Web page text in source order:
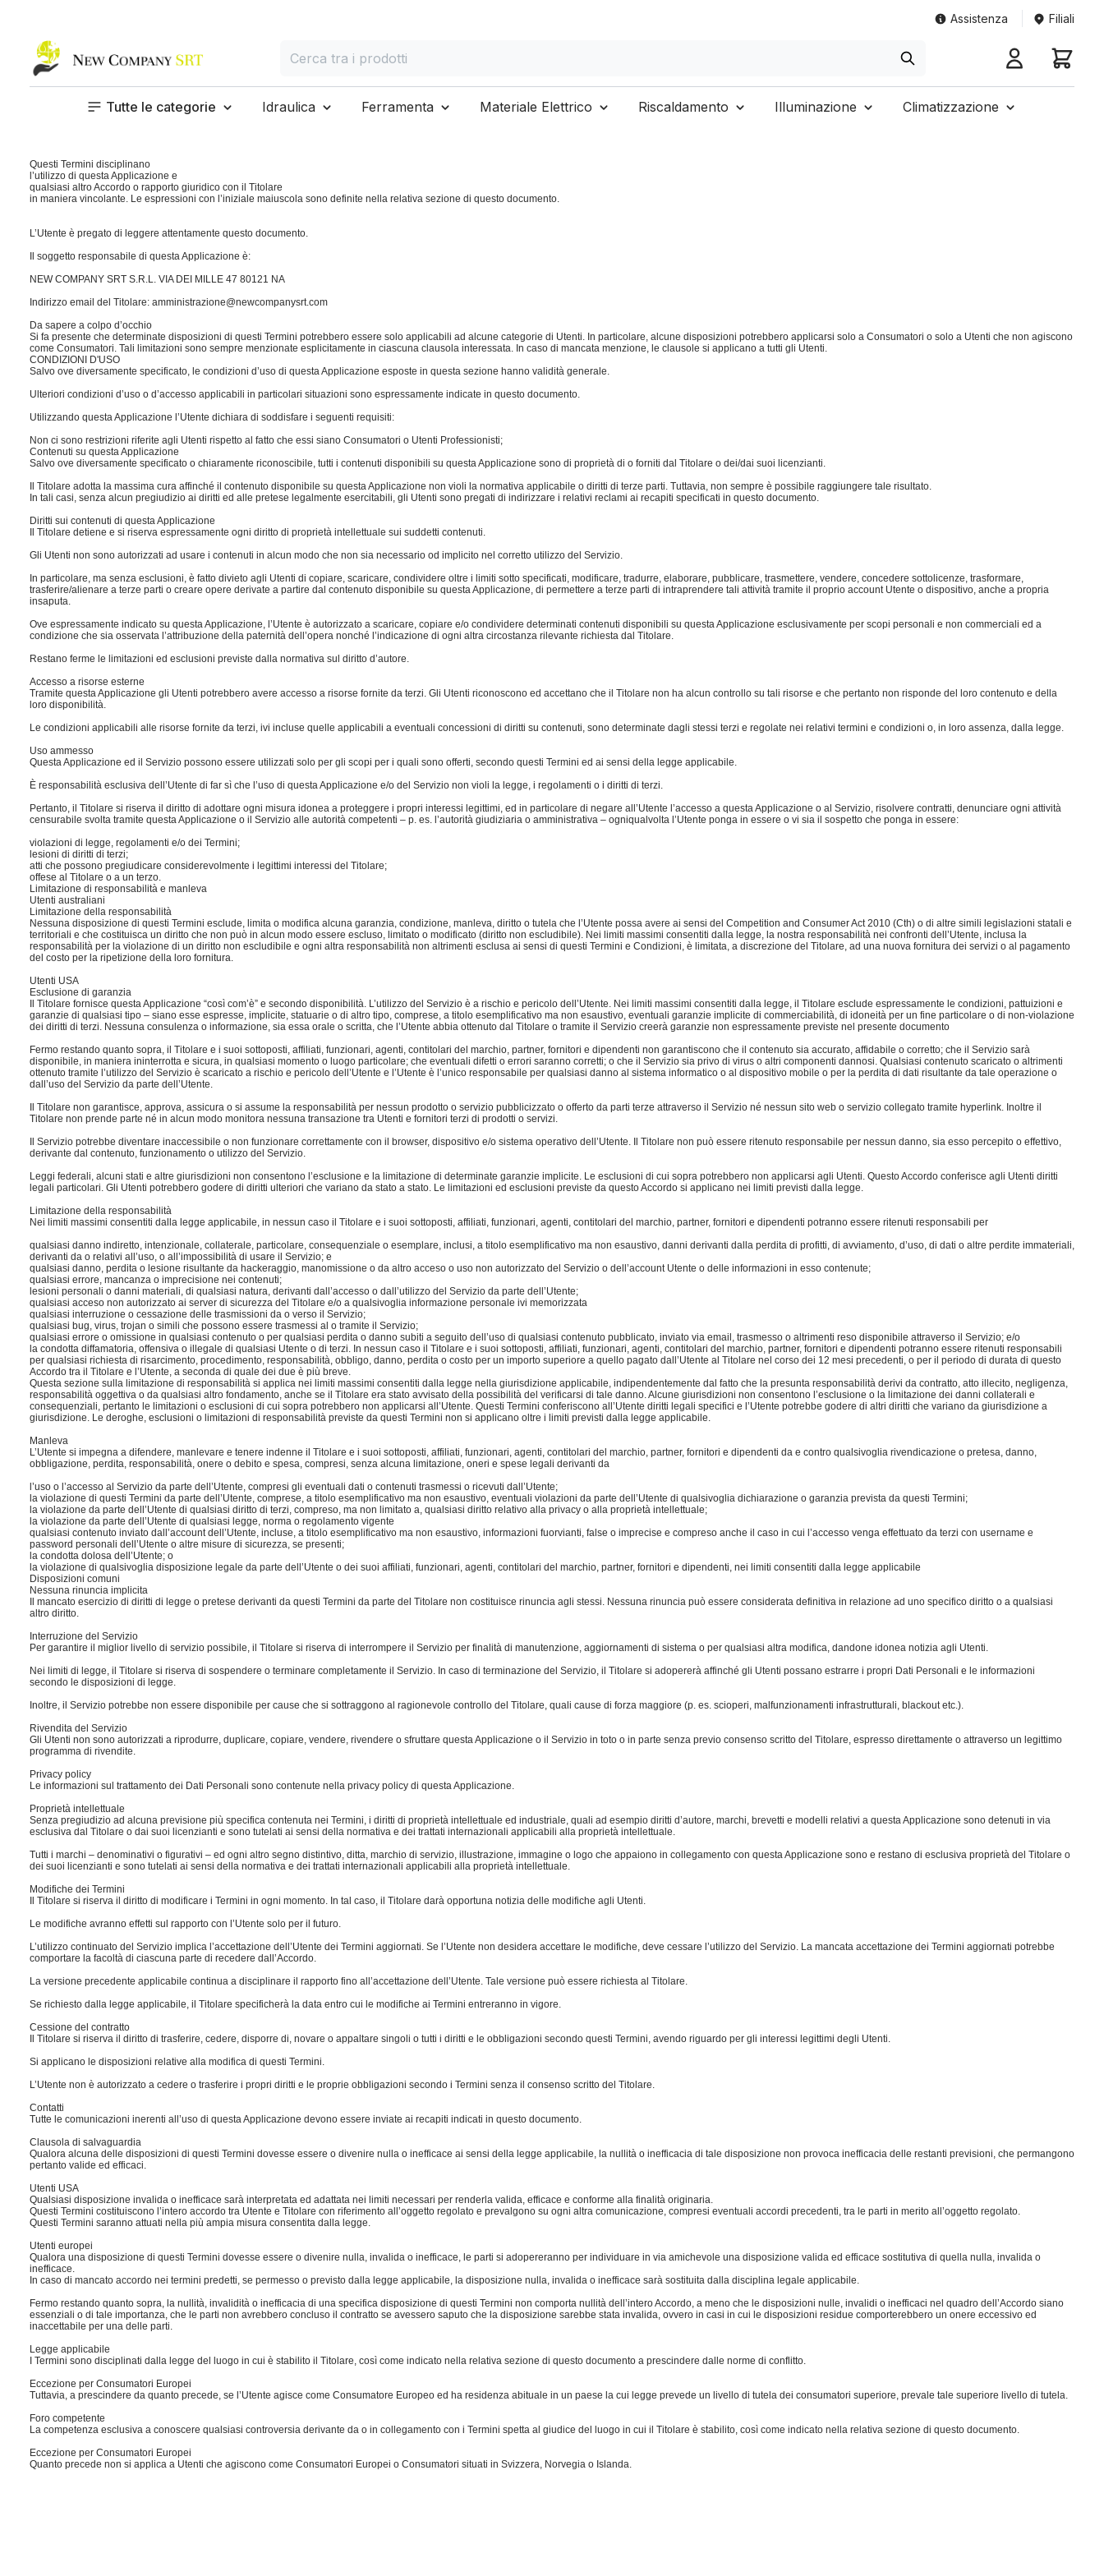
Assistenza Filiali
Home page
Tutte le categorie Idraulica Ferramenta Materiale Elettrico Riscaldamento Illuminazione Climatizzazione
Questi Termini disciplinano
l’utilizzo di questa Applicazione e
qualsiasi altro Accordo o rapporto giuridico con il Titolare
in maniera vincolante. Le espressioni con l’iniziale maiuscola sono definite nella relativa sezione di questo documento.
L’Utente è pregato di leggere attentamente questo documento.
Il soggetto responsabile di questa Applicazione è:
NEW COMPANY SRT S.R.L. VIA DEI MILLE 47 80121 NA
Indirizzo email del Titolare: amministrazione@newcompanysrt.com
Da sapere a colpo d’occhio
Si fa presente che determinate disposizioni di questi Termini potrebbero essere solo applicabili ad alcune categorie di Utenti. In particolare, alcune disposizioni potrebbero applicarsi solo a Consumatori o solo a Utenti che non agiscono
come Consumatori. Tali limitazioni sono sempre menzionate esplicitamente in ciascuna clausola interessata. In caso di mancata menzione, le clausole si applicano a tutti gli Utenti.
CONDIZIONI D'USO
Salvo ove diversamente specificato, le condizioni d’uso di questa Applicazione esposte in questa sezione hanno validità generale.
Ulteriori condizioni d’uso o d’accesso applicabili in particolari situazioni sono espressamente indicate in questo documento.
Utilizzando questa Applicazione l’Utente dichiara di soddisfare i seguenti requisiti:
Non ci sono restrizioni riferite agli Utenti rispetto al fatto che essi siano Consumatori o Utenti Professionisti;
Contenuti su questa Applicazione
Salvo ove diversamente specificato o chiaramente riconoscibile, tutti i contenuti disponibili su questa Applicazione sono di proprietà di o forniti dal Titolare o dei/dai suoi licenzianti.
Il Titolare adotta la massima cura affinché il contenuto disponibile su questa Applicazione non violi la normativa applicabile o diritti di terze parti. Tuttavia, non sempre è possibile raggiungere tale risultato.
In tali casi, senza alcun pregiudizio ai diritti ed alle pretese legalmente esercitabili, gli Utenti sono pregati di indirizzare i relativi reclami ai recapiti specificati in questo documento.
Diritti sui contenuti di questa Applicazione
Il Titolare detiene e si riserva espressamente ogni diritto di proprietà intellettuale sui suddetti contenuti.
Gli Utenti non sono autorizzati ad usare i contenuti in alcun modo che non sia necessario od implicito nel corretto utilizzo del Servizio.
In particolare, ma senza esclusioni, è fatto divieto agli Utenti di copiare, scaricare, condividere oltre i limiti sotto specificati, modificare, tradurre, elaborare, pubblicare, trasmettere, vendere, concedere sottolicenze, trasformare,
trasferire/alienare a terze parti o creare opere derivate a partire dal contenuto disponibile su questa Applicazione, di permettere a terze parti di intraprendere tali attività tramite il proprio account Utente o dispositivo, anche a propria
insaputa.
Ove espressamente indicato su questa Applicazione, l’Utente è autorizzato a scaricare, copiare e/o condividere determinati contenuti disponibili su questa Applicazione esclusivamente per scopi personali e non commerciali ed a
condizione che sia osservata l’attribuzione della paternità dell’opera nonché l’indicazione di ogni altra circostanza rilevante richiesta dal Titolare.
Restano ferme le limitazioni ed esclusioni previste dalla normativa sul diritto d’autore.
Accesso a risorse esterne
Tramite questa Applicazione gli Utenti potrebbero avere accesso a risorse fornite da terzi. Gli Utenti riconoscono ed accettano che il Titolare non ha alcun controllo su tali risorse e che pertanto non risponde del loro contenuto e della
loro disponibilità.
Le condizioni applicabili alle risorse fornite da terzi, ivi incluse quelle applicabili a eventuali concessioni di diritti su contenuti, sono determinate dagli stessi terzi e regolate nei relativi termini e condizioni o, in loro assenza, dalla legge.
Uso ammesso
Questa Applicazione ed il Servizio possono essere utilizzati solo per gli scopi per i quali sono offerti, secondo questi Termini ed ai sensi della legge applicabile.
È responsabilità esclusiva dell’Utente di far sì che l’uso di questa Applicazione e/o del Servizio non violi la legge, i regolamenti o i diritti di terzi.
Pertanto, il Titolare si riserva il diritto di adottare ogni misura idonea a proteggere i propri interessi legittimi, ed in particolare di negare all’Utente l’accesso a questa Applicazione o al Servizio, risolvere contratti, denunciare ogni attività
censurabile svolta tramite questa Applicazione o il Servizio alle autorità competenti – p. es. l’autorità giudiziaria o amministrativa – ogniqualvolta l’Utente ponga in essere o vi sia il sospetto che ponga in essere:
violazioni di legge, regolamenti e/o dei Termini;
lesioni di diritti di terzi;
atti che possono pregiudicare considerevolmente i legittimi interessi del Titolare;
offese al Titolare o a un terzo.
Limitazione di responsabilità e manleva
Utenti australiani
Limitazione della responsabilità
Nessuna disposizione di questi Termini esclude, limita o modifica alcuna garanzia, condizione, manleva, diritto o tutela che l’Utente possa avere ai sensi del Competition and Consumer Act 2010 (Cth) o di altre simili legislazioni statali e
territoriali e che costituisca un diritto che non può in alcun modo essere escluso, limitato o modificato (diritto non escludibile). Nei limiti massimi consentiti dalla legge, la nostra responsabilità nei confronti dell’Utente, inclusa la
responsabilità per la violazione di un diritto non escludibile e ogni altra responsabilità non altrimenti esclusa ai sensi di questi Termini e Condizioni, è limitata, a discrezione del Titolare, ad una nuova fornitura dei servizi o al pagamento
del costo per la ripetizione della loro fornitura.
Utenti USA
Esclusione di garanzia
Il Titolare fornisce questa Applicazione “così com’è” e secondo disponibilità. L’utilizzo del Servizio è a rischio e pericolo dell’Utente. Nei limiti massimi consentiti dalla legge, il Titolare esclude espressamente le condizioni, pattuizioni e
garanzie di qualsiasi tipo – siano esse espresse, implicite, statuarie o di altro tipo, comprese, a titolo esemplificativo ma non esaustivo, eventuali garanzie implicite di commerciabilità, di idoneità per un fine particolare o di non-violazione
dei diritti di terzi. Nessuna consulenza o informazione, sia essa orale o scritta, che l’Utente abbia ottenuto dal Titolare o tramite il Servizio creerà garanzie non espressamente previste nel presente documento
Fermo restando quanto sopra, il Titolare e i suoi sottoposti, affiliati, funzionari, agenti, contitolari del marchio, partner, fornitori e dipendenti non garantiscono che il contenuto sia accurato, affidabile o corretto; che il Servizio sarà
disponibile, in maniera ininterrotta e sicura, in qualsiasi momento o luogo particolare; che eventuali difetti o errori saranno corretti; o che il Servizio sia privo di virus o altri componenti dannosi. Qualsiasi contenuto scaricato o altrimenti
ottenuto tramite l’utilizzo del Servizio è scaricato a rischio e pericolo dell’Utente e l’Utente è l’unico responsabile per qualsiasi danno al sistema informatico o al dispositivo mobile o per la perdita di dati risultante da tale operazione o
dall’uso del Servizio da parte dell’Utente.
Il Titolare non garantisce, approva, assicura o si assume la responsabilità per nessun prodotto o servizio pubblicizzato o offerto da parti terze attraverso il Servizio né nessun sito web o servizio collegato tramite hyperlink. Inoltre il
Titolare non prende parte né in alcun modo monitora nessuna transazione tra Utenti e fornitori terzi di prodotti o servizi.
Il Servizio potrebbe diventare inaccessibile o non funzionare correttamente con il browser, dispositivo e/o sistema operativo dell’Utente. Il Titolare non può essere ritenuto responsabile per nessun danno, sia esso percepito o effettivo,
derivante dal contenuto, funzionamento o utilizzo del Servizio.
Leggi federali, alcuni stati e altre giurisdizioni non consentono l’esclusione e la limitazione di determinate garanzie implicite. Le esclusioni di cui sopra potrebbero non applicarsi agli Utenti. Questo Accordo conferisce agli Utenti diritti
legali particolari. Gli Utenti potrebbero godere di diritti ulteriori che variano da stato a stato. Le limitazioni ed esclusioni previste da questo Accordo si applicano nei limiti previsti dalla legge.
Limitazione della responsabilità
Nei limiti massimi consentiti dalla legge applicabile, in nessun caso il Titolare e i suoi sottoposti, affiliati, funzionari, agenti, contitolari del marchio, partner, fornitori e dipendenti potranno essere ritenuti responsabili per
qualsiasi danno indiretto, intenzionale, collaterale, particolare, consequenziale o esemplare, inclusi, a titolo esemplificativo ma non esaustivo, danni derivanti dalla perdita di profitti, di avviamento, d’uso, di dati o altre perdite immateriali,
derivanti da o relativi all’uso, o all’impossibilità di usare il Servizio; e
qualsiasi danno, perdita o lesione risultante da hackeraggio, manomissione o da altro acceso o uso non autorizzato del Servizio o dell’account Utente o delle informazioni in esso contenute;
qualsiasi errore, mancanza o imprecisione nei contenuti;
lesioni personali o danni materiali, di qualsiasi natura, derivanti dall’accesso o dall’utilizzo del Servizio da parte dell’Utente;
qualsiasi acceso non autorizzato ai server di sicurezza del Titolare e/o a qualsivoglia informazione personale ivi memorizzata
qualsiasi interruzione o cessazione delle trasmissioni da o verso il Servizio;
qualsiasi bug, virus, trojan o simili che possono essere trasmessi al o tramite il Servizio;
qualsiasi errore o omissione in qualsiasi contenuto o per qualsiasi perdita o danno subiti a seguito dell’uso di qualsiasi contenuto pubblicato, inviato via email, trasmesso o altrimenti reso disponibile attraverso il Servizio; e/o
la condotta diffamatoria, offensiva o illegale di qualsiasi Utente o di terzi. In nessun caso il Titolare e i suoi sottoposti, affiliati, funzionari, agenti, contitolari del marchio, partner, fornitori e dipendenti potranno essere ritenuti responsabili
per qualsiasi richiesta di risarcimento, procedimento, responsabilità, obbligo, danno, perdita o costo per un importo superiore a quello pagato dall’Utente al Titolare nel corso dei 12 mesi precedenti, o per il periodo di durata di questo
Accordo tra il Titolare e l’Utente, a seconda di quale dei due è più breve.
Questa sezione sulla limitazione di responsabilità si applica nei limiti massimi consentiti dalla legge nella giurisdizione applicabile, indipendentemente dal fatto che la presunta responsabilità derivi da contratto, atto illecito, negligenza,
responsabilità oggettiva o da qualsiasi altro fondamento, anche se il Titolare era stato avvisato della possibilità del verificarsi di tale danno. Alcune giurisdizioni non consentono l’esclusione o la limitazione dei danni collaterali e
consequenziali, pertanto le limitazioni o esclusioni di cui sopra potrebbero non applicarsi all’Utente. Questi Termini conferiscono all’Utente diritti legali specifici e l’Utente potrebbe godere di altri diritti che variano da giurisdizione a
giurisdizione. Le deroghe, esclusioni o limitazioni di responsabilità previste da questi Termini non si applicano oltre i limiti previsti dalla legge applicabile.
Manleva
L’Utente si impegna a difendere, manlevare e tenere indenne il Titolare e i suoi sottoposti, affiliati, funzionari, agenti, contitolari del marchio, partner, fornitori e dipendenti da e contro qualsivoglia rivendicazione o pretesa, danno,
obbligazione, perdita, responsabilità, onere o debito e spesa, compresi, senza alcuna limitazione, oneri e spese legali derivanti da
l’uso o l’accesso al Servizio da parte dell’Utente, compresi gli eventuali dati o contenuti trasmessi o ricevuti dall’Utente;
la violazione di questi Termini da parte dell’Utente, comprese, a titolo esemplificativo ma non esaustivo, eventuali violazioni da parte dell’Utente di qualsivoglia dichiarazione o garanzia prevista da questi Termini;
la violazione da parte dell’Utente di qualsiasi diritto di terzi, compreso, ma non limitato a, qualsiasi diritto relativo alla privacy o alla proprietà intellettuale;
la violazione da parte dell’Utente di qualsiasi legge, norma o regolamento vigente
qualsiasi contenuto inviato dall’account dell’Utente, incluse, a titolo esemplificativo ma non esaustivo, informazioni fuorvianti, false o imprecise e compreso anche il caso in cui l’accesso venga effettuato da terzi con username e
password personali dell’Utente o altre misure di sicurezza, se presenti;
la condotta dolosa dell’Utente; o
la violazione di qualsivoglia disposizione legale da parte dell’Utente o dei suoi affiliati, funzionari, agenti, contitolari del marchio, partner, fornitori e dipendenti, nei limiti consentiti dalla legge applicabile
Disposizioni comuni
Nessuna rinuncia implicita
Il mancato esercizio di diritti di legge o pretese derivanti da questi Termini da parte del Titolare non costituisce rinuncia agli stessi. Nessuna rinuncia può essere considerata definitiva in relazione ad uno specifico diritto o a qualsiasi
altro diritto.
Interruzione del Servizio
Per garantire il miglior livello di servizio possibile, il Titolare si riserva di interrompere il Servizio per finalità di manutenzione, aggiornamenti di sistema o per qualsiasi altra modifica, dandone idonea notizia agli Utenti.
Nei limiti di legge, il Titolare si riserva di sospendere o terminare completamente il Servizio. In caso di terminazione del Servizio, il Titolare si adopererà affinché gli Utenti possano estrarre i propri Dati Personali e le informazioni
secondo le disposizioni di legge.
Inoltre, il Servizio potrebbe non essere disponibile per cause che si sottraggono al ragionevole controllo del Titolare, quali cause di forza maggiore (p. es. scioperi, malfunzionamenti infrastrutturali, blackout etc.).
Rivendita del Servizio
Gli Utenti non sono autorizzati a riprodurre, duplicare, copiare, vendere, rivendere o sfruttare questa Applicazione o il Servizio in toto o in parte senza previo consenso scritto del Titolare, espresso direttamente o attraverso un legittimo
programma di rivendite.
Privacy policy
Le informazioni sul trattamento dei Dati Personali sono contenute nella privacy policy di questa Applicazione.
Proprietà intellettuale
Senza pregiudizio ad alcuna previsione più specifica contenuta nei Termini, i diritti di proprietà intellettuale ed industriale, quali ad esempio diritti d’autore, marchi, brevetti e modelli relativi a questa Applicazione sono detenuti in via
esclusiva dal Titolare o dai suoi licenzianti e sono tutelati ai sensi della normativa e dei trattati internazionali applicabili alla proprietà intellettuale.
Tutti i marchi – denominativi o figurativi – ed ogni altro segno distintivo, ditta, marchio di servizio, illustrazione, immagine o logo che appaiono in collegamento con questa Applicazione sono e restano di esclusiva proprietà del Titolare o
dei suoi licenzianti e sono tutelati ai sensi della normativa e dei trattati internazionali applicabili alla proprietà intellettuale.
Modifiche dei Termini
Il Titolare si riserva il diritto di modificare i Termini in ogni momento. In tal caso, il Titolare darà opportuna notizia delle modifiche agli Utenti.
Le modifiche avranno effetti sul rapporto con l’Utente solo per il futuro.
L’utilizzo continuato del Servizio implica l’accettazione dell’Utente dei Termini aggiornati. Se l’Utente non desidera accettare le modifiche, deve cessare l’utilizzo del Servizio. La mancata accettazione dei Termini aggiornati potrebbe
comportare la facoltà di ciascuna parte di recedere dall’Accordo.
La versione precedente applicabile continua a disciplinare il rapporto fino all’accettazione dell’Utente. Tale versione può essere richiesta al Titolare.
Se richiesto dalla legge applicabile, il Titolare specificherà la data entro cui le modifiche ai Termini entreranno in vigore.
Cessione del contratto
Il Titolare si riserva il diritto di trasferire, cedere, disporre di, novare o appaltare singoli o tutti i diritti e le obbligazioni secondo questi Termini, avendo riguardo per gli interessi legittimi degli Utenti.
Si applicano le disposizioni relative alla modifica di questi Termini.
L’Utente non è autorizzato a cedere o trasferire i propri diritti e le proprie obbligazioni secondo i Termini senza il consenso scritto del Titolare.
Contatti
Tutte le comunicazioni inerenti all’uso di questa Applicazione devono essere inviate ai recapiti indicati in questo documento.
Clausola di salvaguardia
Qualora alcuna delle disposizioni di questi Termini dovesse essere o divenire nulla o inefficace ai sensi della legge applicabile, la nullità o inefficacia di tale disposizione non provoca inefficacia delle restanti previsioni, che permangono
pertanto valide ed efficaci.
Utenti USA
Qualsiasi disposizione invalida o inefficace sarà interpretata ed adattata nei limiti necessari per renderla valida, efficace e conforme alla finalità originaria.
Questi Termini costituiscono l’intero accordo tra Utente e Titolare con riferimento all’oggetto regolato e prevalgono su ogni altra comunicazione, compresi eventuali accordi precedenti, tra le parti in merito all’oggetto regolato.
Questi Termini saranno attuati nella più ampia misura consentita dalla legge.
Utenti europei
Qualora una disposizione di questi Termini dovesse essere o divenire nulla, invalida o inefficace, le parti si adopereranno per individuare in via amichevole una disposizione valida ed efficace sostitutiva di quella nulla, invalida o
inefficace.
In caso di mancato accordo nei termini predetti, se permesso o previsto dalla legge applicabile, la disposizione nulla, invalida o inefficace sarà sostituita dalla disciplina legale applicabile.
Fermo restando quanto sopra, la nullità, invalidità o inefficacia di una specifica disposizione di questi Termini non comporta nullità dell’intero Accordo, a meno che le disposizioni nulle, invalidi o inefficaci nel quadro dell’Accordo siano
essenziali o di tale importanza, che le parti non avrebbero concluso il contratto se avessero saputo che la disposizione sarebbe stata invalida, ovvero in casi in cui le disposizioni residue comporterebbero un onere eccessivo ed
inaccettabile per una delle parti.
Legge applicabile
I Termini sono disciplinati dalla legge del luogo in cui è stabilito il Titolare, così come indicato nella relativa sezione di questo documento a prescindere dalle norme di conflitto.
Eccezione per Consumatori Europei
Tuttavia, a prescindere da quanto precede, se l’Utente agisce come Consumatore Europeo ed ha residenza abituale in un paese la cui legge prevede un livello di tutela dei consumatori superiore, prevale tale superiore livello di tutela.
Foro competente
La competenza esclusiva a conoscere qualsiasi controversia derivante da o in collegamento con i Termini spetta al giudice del luogo in cui il Titolare è stabilito, così come indicato nella relativa sezione di questo documento.
Eccezione per Consumatori Europei
Quanto precede non si applica a Utenti che agiscono come Consumatori Europei o Consumatori situati in Svizzera, Norvegia o Islanda.